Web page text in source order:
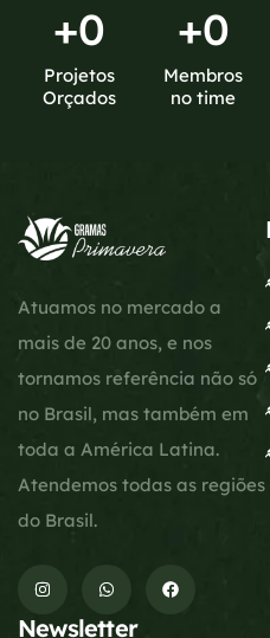
+0
Projetos
Orçados
+0
Membros
no time
Atuamos no mercado a
mais de 20 anos, e nos
tornamos referência não só
no Brasil, mas também em
toda a América Latina.
Atendemos todas as regiões
do Brasil.
Newsletter